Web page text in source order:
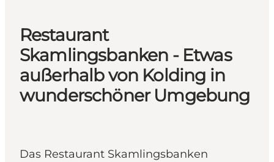
Restaurant
Skamlingsbanken - Etwas
außerhalb von Kolding in
wunderschöner Umgebung
Das Restaurant Skamlingsbanken